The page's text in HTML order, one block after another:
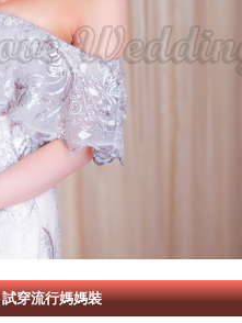
試穿流行媽媽裝